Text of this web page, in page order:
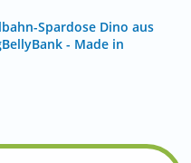
Spardose Dino aus
- Made in